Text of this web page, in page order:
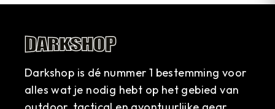
Darkshop is dé nummer 1 bestemming voor
alles wat je nodig hebt op het gebied van